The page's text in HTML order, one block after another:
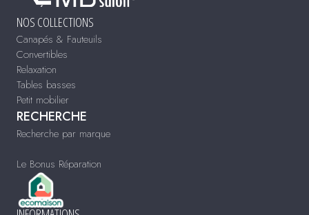
NOS COLLECTIONS
Canapés & Fauteuils
Convertibles
Relaxation
Tables basses
Petit mobilier
RECHERCHE
Recherche par marque
Le Bonus Réparation